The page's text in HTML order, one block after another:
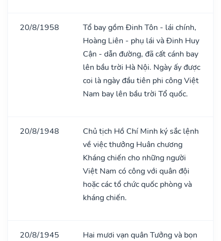
20/8/1958
Tổ bay gồm Đinh Tôn - lái chính,
Hoàng Liên - phụ lái và Đinh Huy
Cận - dẫn đường, đã cất cánh bay
lên bầu trời Hà Nội. Ngày ấy được
coi là ngày đầu tiên phi công Việt
Nam bay lên bầu trời Tổ quốc.
20/8/1948
Chủ tịch Hồ Chí Minh ký sắc lệnh
về việc thưởng Huân chương
Kháng chiến cho những người
Việt Nam có công với quân đội
hoặc các tổ chức quốc phòng và
kháng chiến.
20/8/1945
Hai mươi vạn quân Tưởng và bọn